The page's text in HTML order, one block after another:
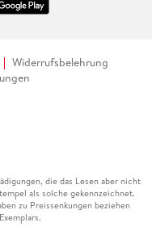
Widerrufsbelehrung
die das Lesen aber nicht
als solche gekennzeichnet.
zu Preissenkungen beziehen